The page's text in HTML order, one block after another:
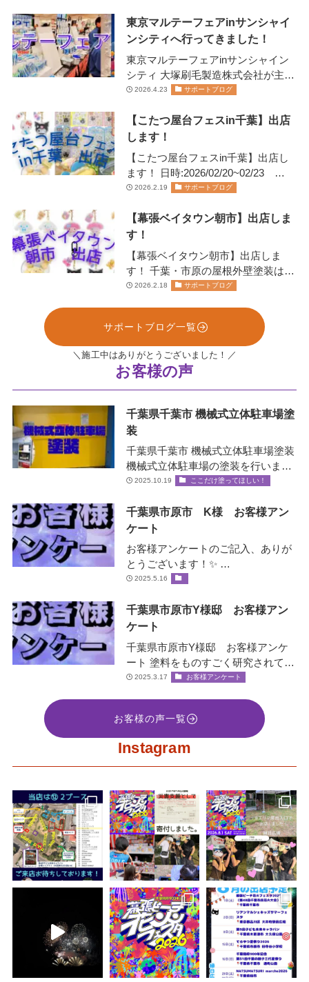
東京マルテーフェアinサンシャイ
ンシティへ行ってきました！
東京マルテーフェアinサンシャイン
シティ 大塚刷毛製造株式会社が主催
します 2026年2月13日(金)14日(土)に
2026.4.23 サポートブログ
【こたつ屋台フェスin千葉】出店
します！
【こたつ屋台フェスin千葉】出店し
ます！ 日時:2026/02/20~02/23
11:00~20:00日にちにより営業…
2026.2.19 サポートブログ
【幕張ベイタウン朝市】出店しま
す！
【幕張ベイタウン朝市】出店しま
す！ 千葉・市原の屋根外壁塗装は、
お任せください！株式会社リペイン
2026.2.18 サポートブログ
サポートブログ一覧
＼施工中はありがとうございました！／
お客様の声
千葉県千葉市 機械式立体駐車場塗
装
千葉県千葉市 機械式立体駐車場塗装
機械式立体駐車場の塗装を行いまし
た！✨ 機械式立体駐車場とは？ エレ
2025.10.19 ここだけ塗ってほしい！
千葉県市原市 K様 お客様アン
ケート
お客様アンケートのご記入、ありが
とうございます！✨ …
2025.5.16
千葉県市原市Y様邸 お客様アン
ケート
千葉県市原市Y様邸 お客様アンケ
ート 塗料をものすごく研究されてい
て、お客様の大事な家を守ると言う
2025.3.17 お客様アンケート
お客様の声一覧
Instagram